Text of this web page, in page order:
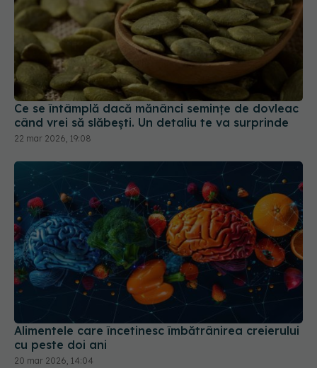
Ce se întâmplă dacă mănânci semințe de dovleac
când vrei să slăbești. Un detaliu te va surprinde
22 mar 2026, 19:08
Alimentele care încetinesc îmbătrânirea creierului
cu peste doi ani
20 mar 2026, 14:04